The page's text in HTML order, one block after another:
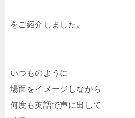
をご紹介しました。
いつものように
場面をイメージしながら
何度も英語で声に出して